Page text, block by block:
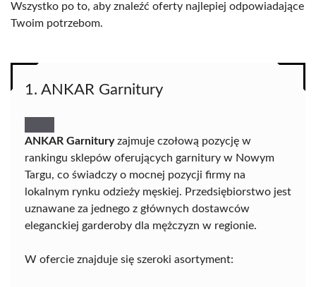
Wszystko po to, aby znaleźć oferty najlepiej odpowiadające
Twoim potrzebom.
1. ANKAR Garnitury
ANKAR Garnituryzajmuje czołową pozycję w
rankingu sklepów oferujących garnitury w Nowym
Targu, co świadczy o mocnej pozycji firmy na
lokalnym rynku odzieży męskiej. Przedsiębiorstwo jest
uznawane za jednego z głównych dostawców
eleganckiej garderoby dla mężczyzn w regionie.
W ofercie znajduje się szeroki asortyment: